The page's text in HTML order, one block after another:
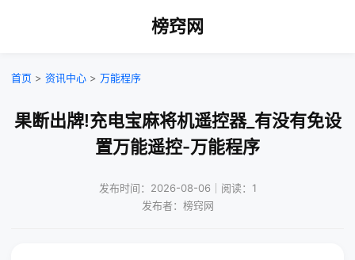
榜窍网
首页 > 资讯中心 > 万能程序
果断出牌!充电宝麻将机遥控器_有没有免设
置万能遥控-万能程序
发布时间：2026-08-06｜阅读：1
发布者：榜窍网